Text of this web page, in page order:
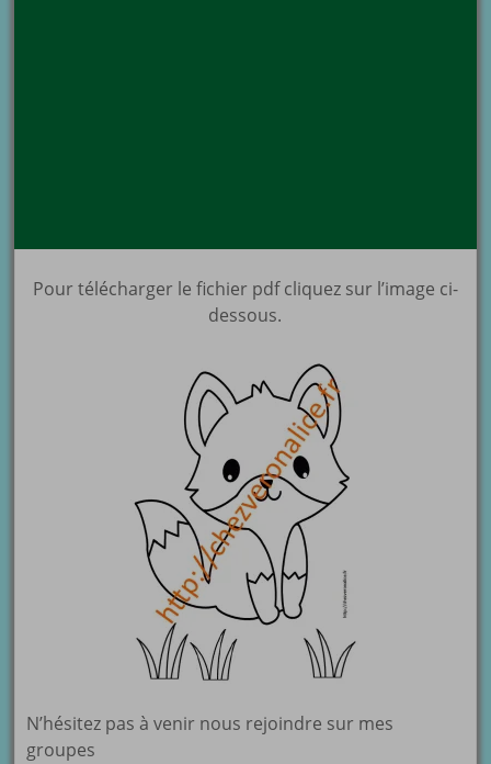
Pour télécharger le fichier pdf cliquez sur l’image ci-
dessous.
N’hésitez pas à venir nous rejoindre sur mes
groupes